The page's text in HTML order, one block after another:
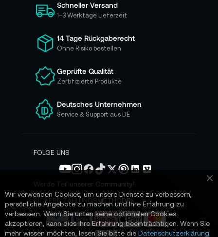
c
h
ü
r
u
e
e
n
N
s
e
n
Schneller Versand
1–3 Werktage Lieferzeit
14 Tage Rückgaberecht
Ohne Risiko bestellen
Geprüfte Qualität
Zertifizierte Produkte
Deutsches Unternehmen
Service & Support aus DE
FOLGE UNS
Werde Teil unserer Community!
SICHERE ZAHLUNGSMETHODEN
Wir verwenden Cookies, um unsere Dienste zu verbessern,
persönliche Angebote zu machen und Ihre Erfahrung zu
verbessern. Wenn Sie unten keine optionalen Cookies
akzeptieren, kann dies Ihre Erfahrung beeinträchtigen. Wenn Sie
mehr wissen möchten, lesen Sie bitte die Datenschutzerklärung